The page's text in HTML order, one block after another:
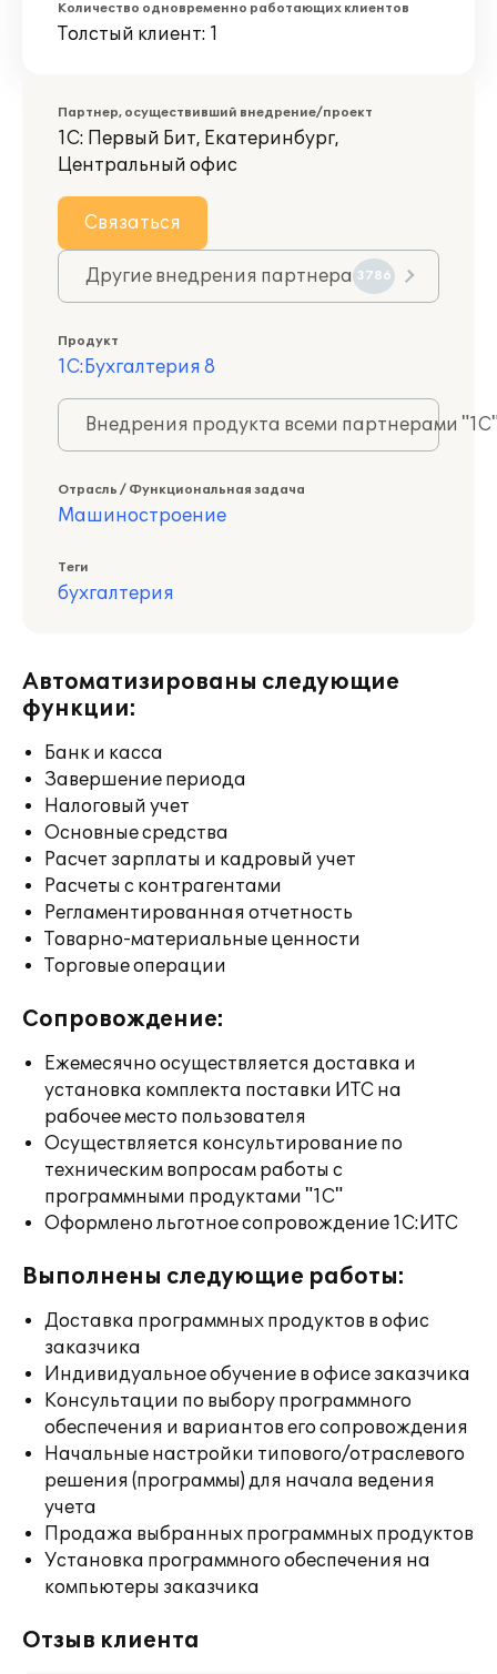
Количество одновременно работающих клиентов
Толстый клиент: 1
Партнер, осуществивший внедрение/проект
1С: Первый Бит, Екатеринбург,
Центральный офис
Связаться
Другие внедрения партнера 3786
Продукт
1С:Бухгалтерия 8
Внедрения продукта всеми партнерами
Отрасль / Функциональная задача
Машиностроение
Теги
бухгалтерия
Автоматизированы следующие
функции:
Банк и касса
Завершение периода
Налоговый учет
Основные средства
Расчет зарплаты и кадровый учет
Расчеты с контрагентами
Регламентированная отчетность
Товарно-материальные ценности
Торговые операции
Сопровождение:
Ежемесячно осуществляется доставка и
установка комплекта поставки ИТС на
рабочее место пользователя
Осуществляется консультирование по
техническим вопросам работы с
программными продуктами "1С"
Оформлено льготное сопровождение 1С:ИТС
Выполнены следующие работы:
Доставка программных продуктов в офис
заказчика
Индивидуальное обучение в офисе заказчика
Консультации по выбору программного
обеспечения и вариантов его сопровождения
Начальные настройки типового/отраслевого
решения (программы) для начала ведения
учета
Продажа выбранных программных продуктов
Установка программного обеспечения на
компьютеры заказчика
Отзыв клиента